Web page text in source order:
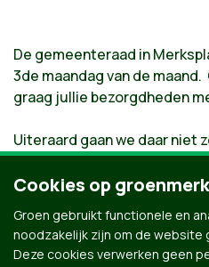
De gemeenteraad in
3de maandag van de
graag jullie bezorgdheden
Uiteraard gaan we daar niet
voorbereiding naartoe. Een
samen met onze fractie en
probleem hebt dat moet
niet om ons te contacteren
Cookies op
Groen gebruikt functionele en
noodzakelijk zijn om de
Deze cookies verwerken geen